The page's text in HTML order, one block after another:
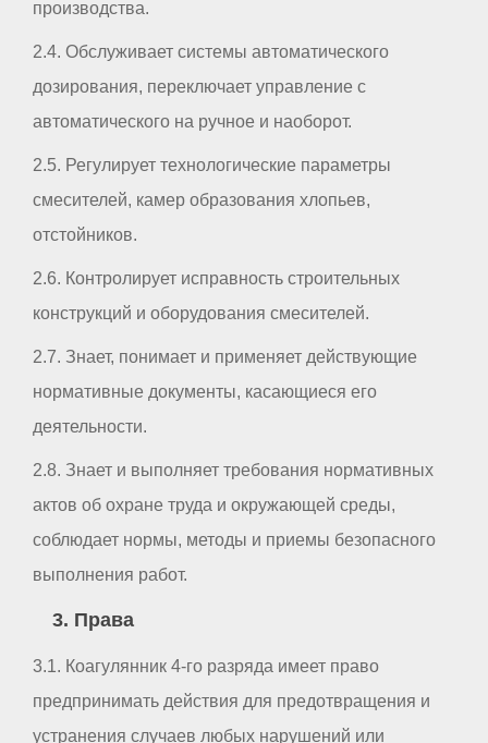
производства.
2.4. Обслуживает системы автоматического
дозирования, переключает управление с
автоматического на ручное и наоборот.
2.5. Регулирует технологические параметры
смесителей, камер образования хлопьев,
отстойников.
2.6. Контролирует исправность строительных
конструкций и оборудования смесителей.
2.7. Знает, понимает и применяет действующие
нормативные документы, касающиеся его
деятельности.
2.8. Знает и выполняет требования нормативных
актов об охране труда и окружающей среды,
соблюдает нормы, методы и приемы безопасного
выполнения работ.
3. Права
3.1. Коагулянник 4-го разряда имеет право
предпринимать действия для предотвращения и
устранения случаев любых нарушений или